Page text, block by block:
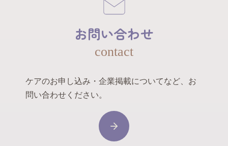
お問い合わせ
contact
ケアのお申し込み・企業掲載についてなど、お
問い合わせください。